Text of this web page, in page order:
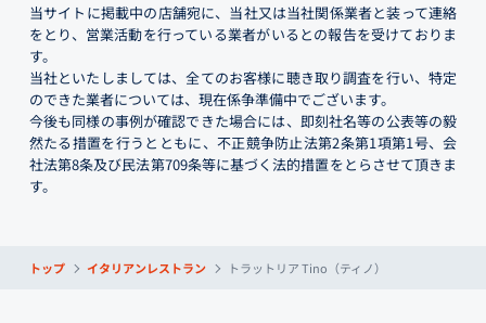
当サイトに掲載中の店舗宛に、当社又は当社関係業者と装って連絡
をとり、営業活動を行っている業者がいるとの報告を受けておりま
す。
当社といたしましては、全てのお客様に聴き取り調査を行い、特定
のできた業者については、現在係争準備中でございます。
今後も同様の事例が確認できた場合には、即刻社名等の公表等の毅
然たる措置を行うとともに、不正競争防止法第2条第1項第1号、会
社法第8条及び民法第709条等に基づく法的措置をとらさせて頂きま
す。
トップ イタリアンレストラン トラットリア Tino（ティノ）